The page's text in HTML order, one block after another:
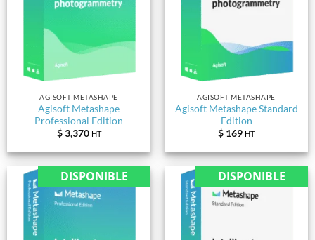
AGISOFT METASHAPE
Agisoft Metashape
Professional Edition
$3,370 HT
AGISOFT METASHAPE
Agisoft Metashape Standard
Edition
$ 169 HT
DISPONIBLE DISPONIBLE